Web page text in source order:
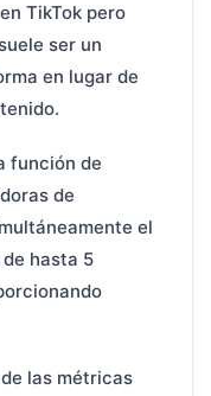
TikTok pero
ser un
en lugar de
función de
de
el
hasta 5
las métricas